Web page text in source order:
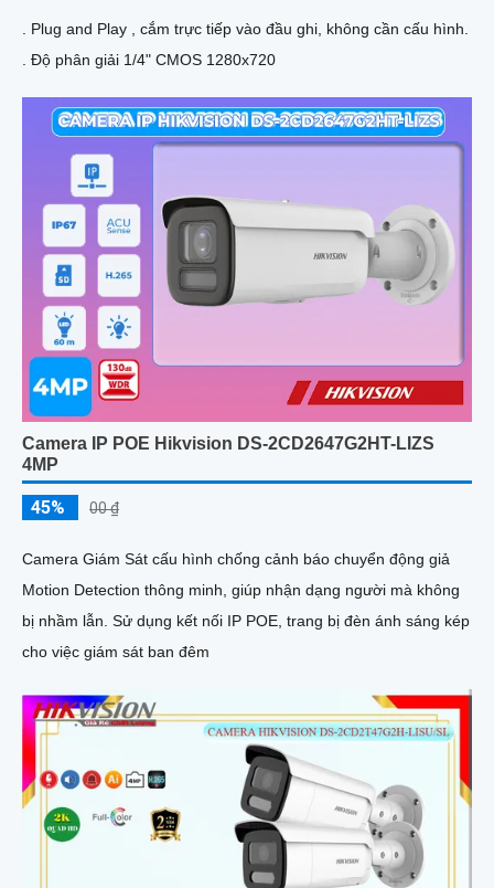
. Plug and Play , cắm trực tiếp vào đầu ghi, không cần cấu hình.
. Độ phân giải 1/4" CMOS 1280x720
Camera IP POE Hikvision DS-2CD2647G2HT-LIZS
4MP
45% 00 ₫
Camera Giám Sát cấu hình chống cảnh báo chuyển động giả
Motion Detection thông minh, giúp nhận dạng người mà không
bị nhầm lẫn. Sử dụng kết nối IP POE, trang bị đèn ánh sáng kép
cho việc giám sát ban đêm